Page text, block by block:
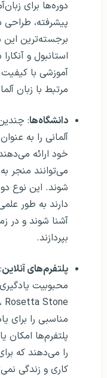
دوره‌ها برای
پیشرفته، طراحی
برجسته‌ترین
استانبول و
آموزشی با
مرتبط با زبان
دانشگاه‌ها:
آلمانی را به
خود ارائه
می‌توانند منجر
شوند. این نوع
دارند به طور
آشنا شوند و در
بپردازند.
پلتفرم‌های آنلاین
محبوبیت
مناسبی را برای
پلتفرم‌ها
را می‌دهند که
کاری و زندگی